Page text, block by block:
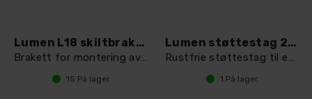
Lumen L18 skiltbrakett
Brakett for montering av Lazer Linear 18
15 På lager
Lumen støttestag 2 stk blank
Rustfrie støttestag til ekstralys
1 På lager